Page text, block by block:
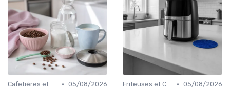
Cafetières et Bouilloires • 05/08/2026
Friteuses et Cuiseurs • 05/08/2026